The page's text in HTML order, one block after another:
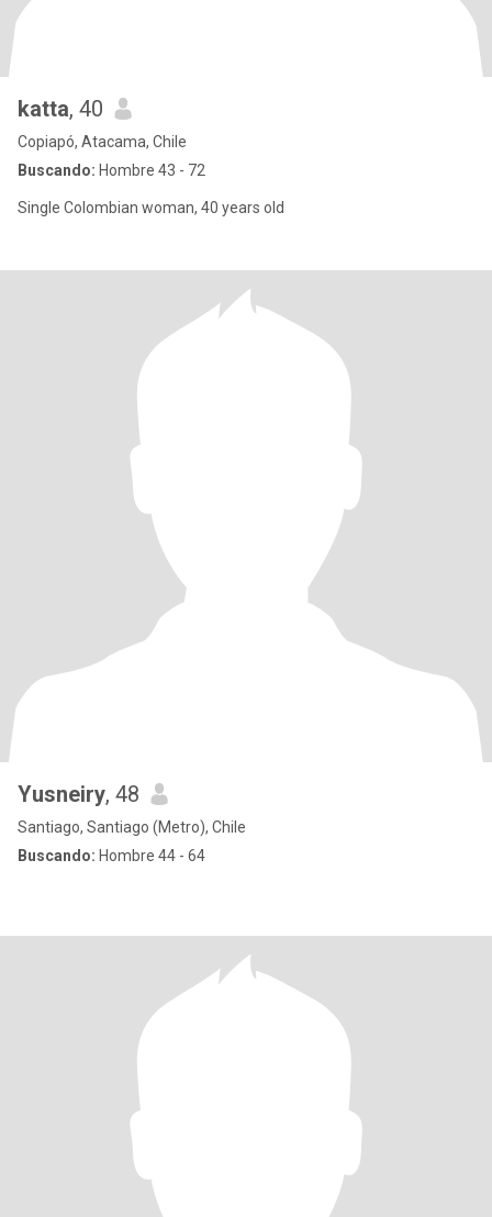
katta, 40
Copiapó, Atacama, Chile
Buscando: Hombre 43 - 72
Single Colombian woman, 40 years old
Yusneiry, 48
Santiago, Santiago (Metro), Chile
Buscando: Hombre 44 - 64